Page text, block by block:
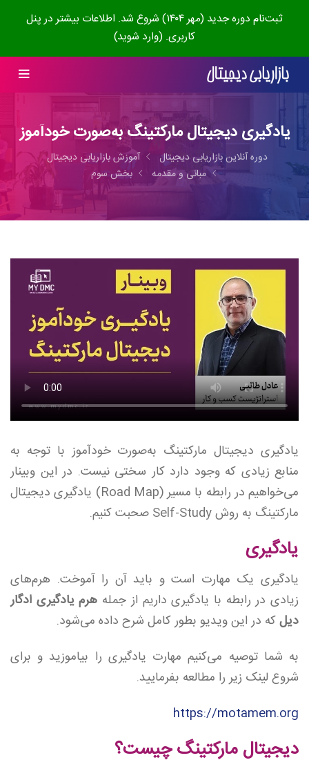
ثبت‌نام دوره جدید (مهر ۱۴۰۴) شروع شد. اطلاعات بیشتر در پنل
کاربری. (وارد شوید)
یادگیری دیجیتال مارکتینگ به‌صورت خودآموز
دوره آنلاین بازاریابی دیجیتال
آموزش بازاریابی دیجیتال
مبانی و مقدمه
بخش سوم
یادگیری دیجیتال مارکتینگ به‌صورت خودآموز با توجه به
منابع زیادی که وجود دارد کار سختی نیست. در این وبینار
می‌خواهیم در رابطه با مسیر (Road Map) یادگیری دیجیتال
مارکتینگ به روش Self-Study صحبت کنیم.
یادگیری
یادگیری یک مهارت است و باید آن ‌را آموخت. هرم‌های
زیادی در رابطه با یادگیری داریم از جمله هرم یادگیری ادگار
دیلکه در این ویدیو بطور کامل شرح داده می‌شود.
به شما توصیه می‌کنیم مهارت یادگیری را بیاموزید و برای
شروع لینک زیر را مطالعه بفرمایید.
https://motamem.org
دیجیتال مارکتینگ چیست؟